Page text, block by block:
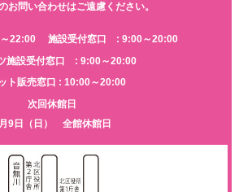
お問い合わせはご遠慮ください。
22:00
施設受付窓口 : 9:00～20:00
施設受付窓口 : 9:00～20:00
ト販売窓口 : 10:00～20:00
次回休館日
9日（日） 全館休館日